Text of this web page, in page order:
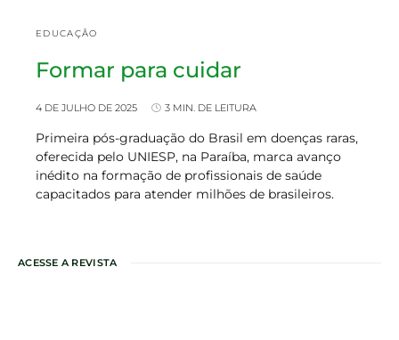
EDUCAÇÃO
Formar para cuidar
4 DE JULHO DE 2025 3 MIN. DE LEITURA
Primeira pós-graduação do Brasil em doenças raras,
oferecida pelo UNIESP, na Paraíba, marca avanço
inédito na formação de profissionais de saúde
capacitados para atender milhões de brasileiros.
ACESSE A REVISTA